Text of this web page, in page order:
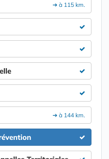
➔ à 115 km.
➔ à 144 km.